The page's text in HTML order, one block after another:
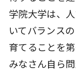
学院大学は、
いてバランス
育てることを第
みなさん自ら